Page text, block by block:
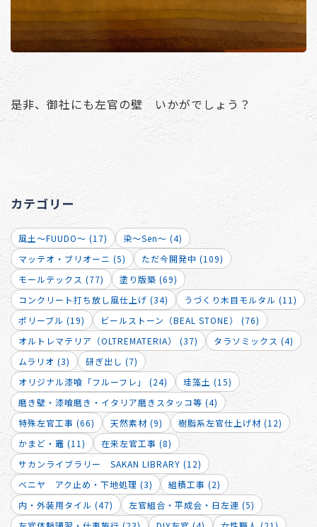
是非、御社にも左官の壁 いかがでしょう？
カテゴリー
風土～FUUDO～ (17)
染～Sen～ (4)
マッテオ・ブリオーニ (5)
ただ今開発中 (109)
モールテックス (77)
塗り版築 (69)
コンクリート打ち放し風仕上げ (34)
うづくり木目モルタル (11)
ポリーブル (19)
ビールストーン（BEAL STONE） (76)
オルトレマテリア（OLTREMATERIA） (37)
タラソミックス (4)
ムラリオ (3)
研ぎ出し (7)
オリジナル漆喰「フルーフレ」 (24)
珪藻土 (15)
磨き壁・漆喰磨き・イタリア磨きスタッコ等 (4)
特殊左官工事 (66)
天然素材 (9)
樹脂系左官仕上げ材 (12)
かまど・竈 (11)
在来左官工事 (8)
サカンライブラリー SAKAN LIBRARY (12)
ベニヤ アク止め・下地処理 (3)
組積工事 (2)
内・外装用タイル (47)
左官組合・平成会・日左連 (5)